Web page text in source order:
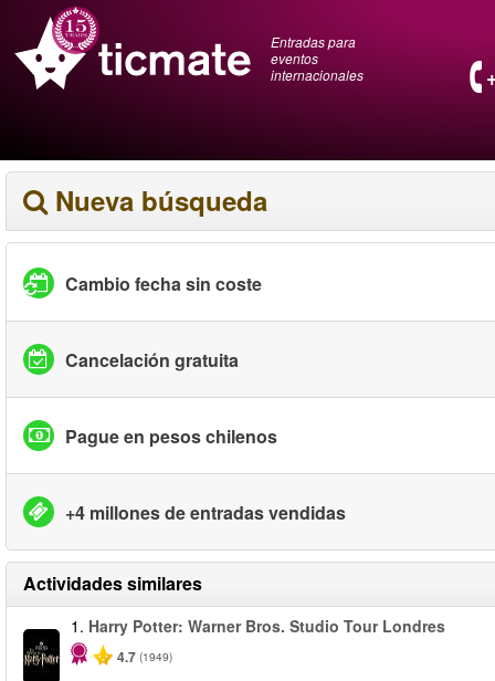
Entradas para
eventos
internacionales
Nueva búsqueda
Cambio fecha sin coste
Cancelación gratuita
Pague en pesos chilenos
+4 millones de entradas vendidas
Actividades similares
1. Harry Potter: Warner Bros. Studio Tour Londres
4.7 (1949)